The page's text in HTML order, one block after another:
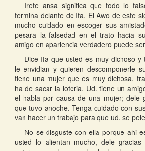
Irete ansa significa que todo lo
termina delante de Ifa. El Awo de este
mucho cuidado en escoger sus
pesara la falsedad en el trato hacia
amigo en apariencia verdadero puede
Dice Ifa que usted es muy dichoso y
le envidian y quieren descomponerle
tiene una mujer que es muy dichosa,
ha de sacar la loteria. Ud. tiene un
el habla por causa de una mujer; dele
que tuvo anoche. Tenga cuidado con
van hacer un trabajo para que ud. se
No se disguste con ella porque ahi
usted lo alientan mucho, dele